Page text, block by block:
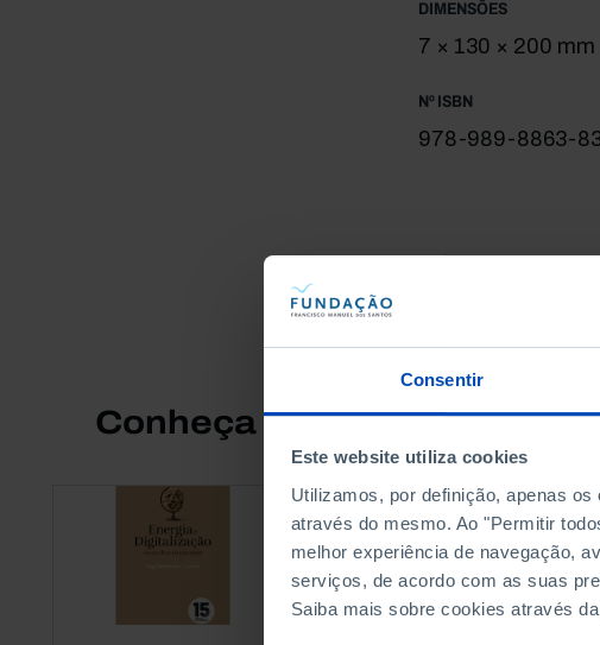
Consentir
Este website utiliza cookies
Utilizamos, por definição, apenas
através do mesmo. Ao "Permitir
melhor experiência de navegação,
serviços, de acordo com as suas
Saiba mais sobre cookies através
DIMENSÕES
7 × 130 × 200 mm
Nº ISBN
978-989-8863-
Conheça também